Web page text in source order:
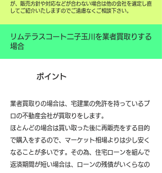
が、販売方針や対応などが合わない場合は他の会社を選定し直
してご紹介いたしますのでご遠慮なくご相談下さい。
リムテラスコート二子玉川を業者買取りする
場合
ポイント
業者買取りの場合は、宅建業の免許を持っているプ
ロの不動産会社が買取りをします。
ほとんどの場合は買い取った後に再販売をする目的
で購入をするので、マーケット相場よりは少し安く
なることが多いです。その為、住宅ローンを組んで
返済期間が短い場合は、ローンの残債がいくらなの